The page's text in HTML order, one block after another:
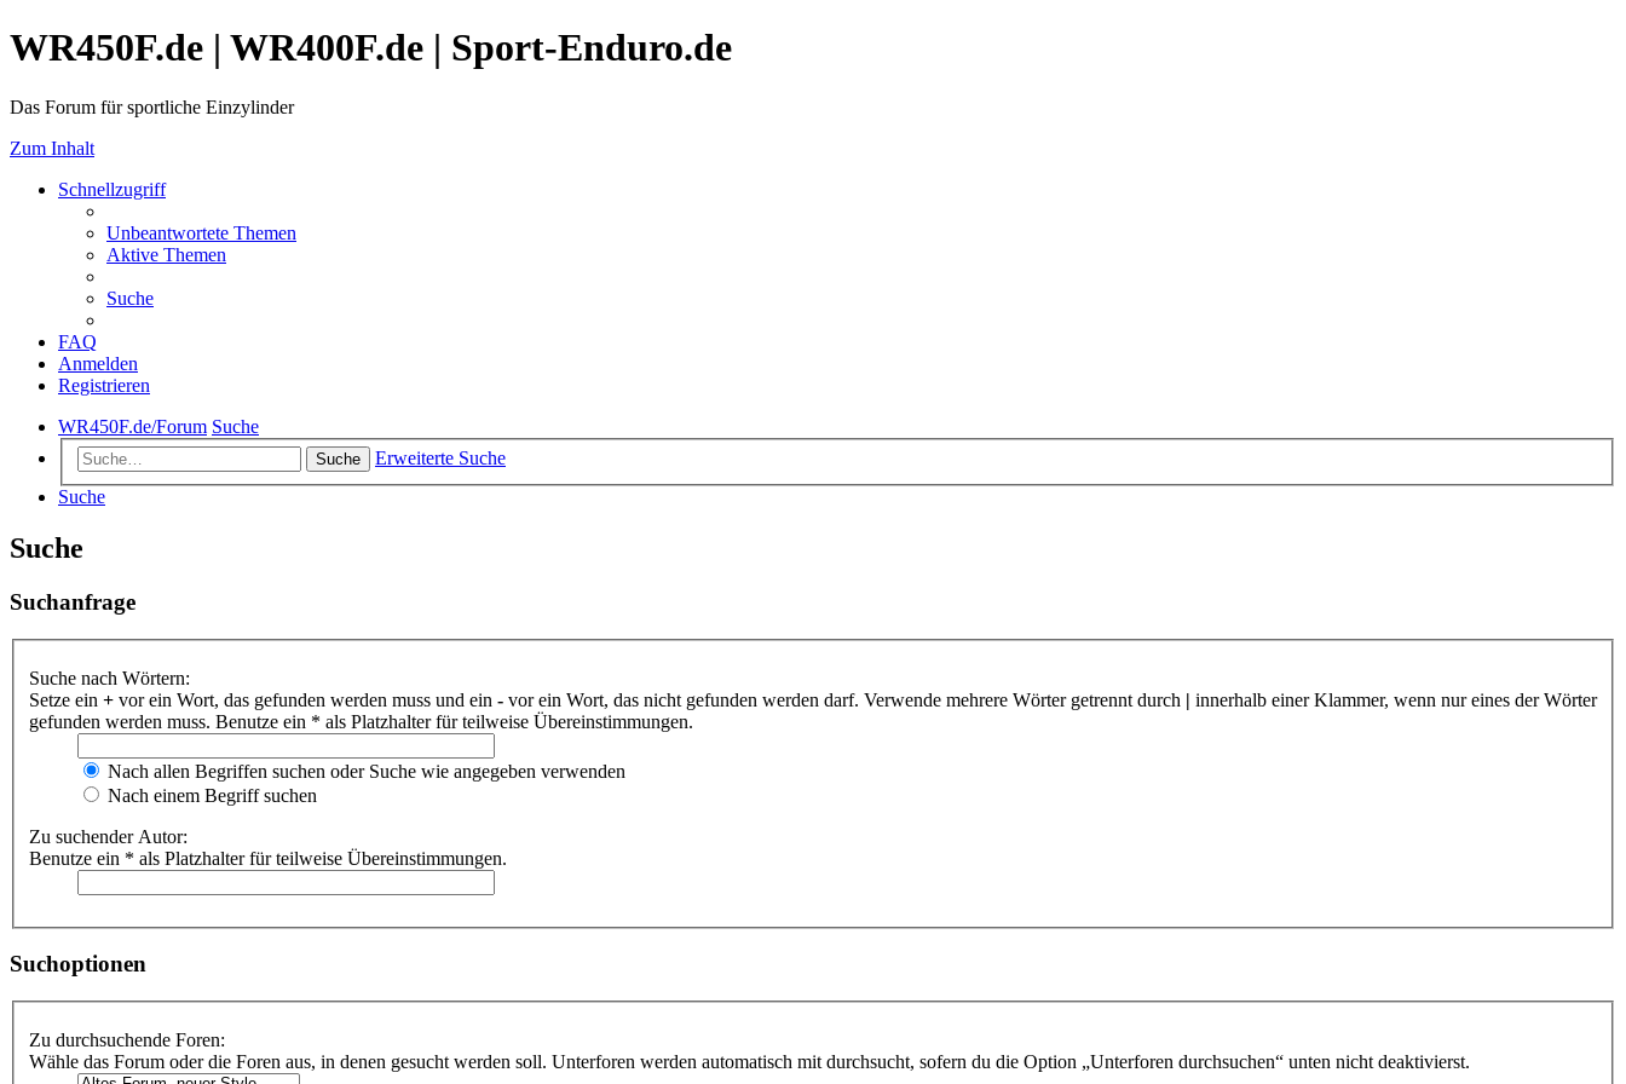
WR450F.de | WR400F.de | Sport-Enduro.de
Das Forum für sportliche Einzylinder
Zum Inhalt
Schnellzugriff
Unbeantwortete Themen
Aktive Themen
Suche
FAQ
Anmelden
Registrieren
WR450F.de/Forum Suche
Suche
Erweiterte Suche
Suche
Suche
Suchanfrage
Suche nach Wörtern:
Setze ein + vor ein Wort, das gefunden werden muss und ein - vor ein Wort, das nicht gefunden werden darf. Verwende mehrere Wörter getrennt durch | innerhalb einer Klammer, wenn nur eines der Wörter
gefunden werden muss. Benutze ein * als Platzhalter für teilweise Übereinstimmungen.
Nach allen Begriffen suchen oder Suche wie angegeben verwenden
Nach einem Begriff suchen
Zu suchender Autor:
Benutze ein * als Platzhalter für teilweise Übereinstimmungen.
Suchoptionen
Zu durchsuchende Foren:
Wähle das Forum oder die Foren aus, in denen gesucht werden soll. Unterforen werden automatisch mit durchsucht, sofern du die Option „Unterforen durchsuchen“ unten nicht deaktivierst.